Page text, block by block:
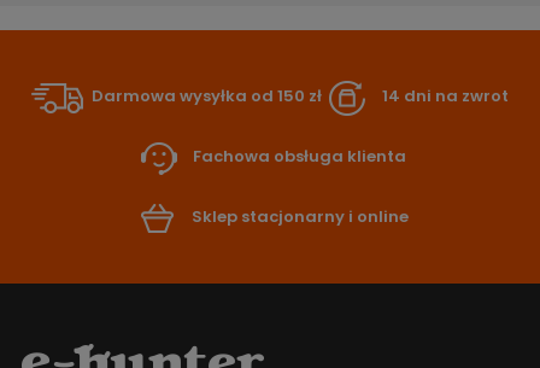
Darmowa wysyłka od 150 zł 14 dni na zwrot
Fachowa obsługa klienta
Sklep stacjonarny i online